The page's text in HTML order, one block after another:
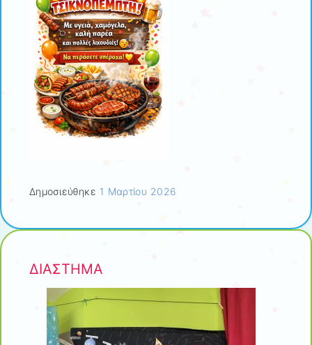
Δημοσιεύθηκε 1 Μαρτίου 2026
ΔΙΑΣΤΗΜΑ